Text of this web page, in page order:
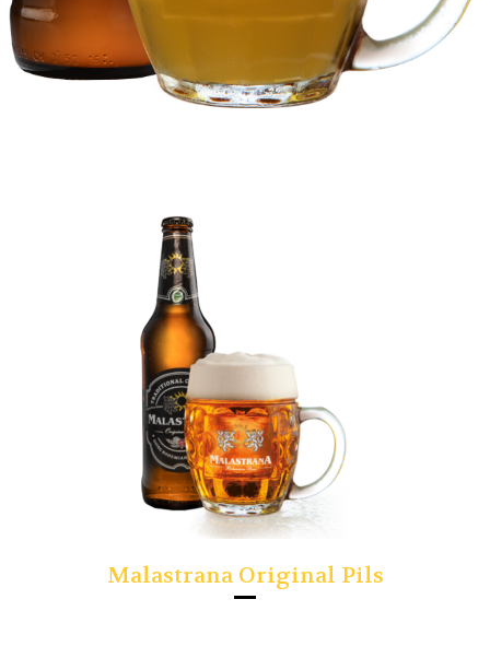
Malastrana Original Pils